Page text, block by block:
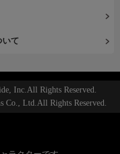
いて
Inc.All Rights Reserved.
Co., Ltd.All Rights Reserved.